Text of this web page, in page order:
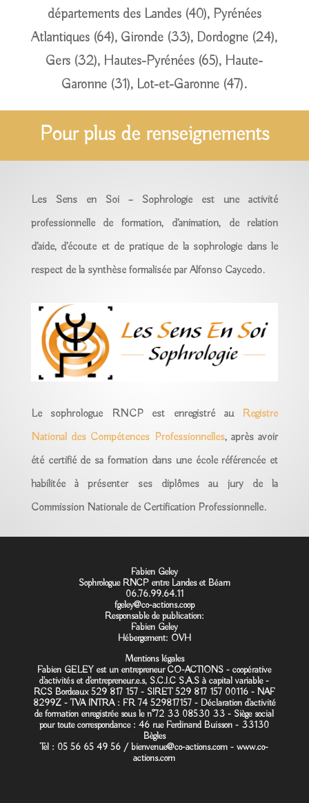
départements des Landes (40), Pyrénées
Atlantiques (64), Gironde (33), Dordogne (24),
Gers (32), Hautes-Pyrénées (65), Haute-
Garonne (31), Lot-et-Garonne (47).
Pour plus de renseignements
Les Sens en Soi – Sophrologie est une activité
professionnelle de formation, d’animation, de relation
d’aide, d’écoute et de pratique de la sophrologie dans le
respect de la synthèse formalisée par Alfonso Caycedo.
Le sophrologue RNCP est enregistré au Registre
National des Compétences Professionnelles, après avoir
été certifié de sa formation dans une école référencée et
habilitée à présenter ses diplômes au jury de la
Commission Nationale de Certification Professionnelle.
Fabien Geley
Sophrologue RNCP entre Landes et Béarn
06.76.99.64.11
fgeley@co-actions.coop
Responsable de publication:
Fabien Geley
Hébergement: OVH
Mentions légales
Fabien GELEY est un entrepreneur CO-ACTIONS - coopérative
d'activités et d'entrepreneur.e.s, S.C.I.C S.A.S à capital variable -
RCS Bordeaux 529 817 157 - SIRET 529 817 157 00116 - NAF
8299Z - TVA INTRA : FR 74 529817157 - Déclaration d'activité
de formation enregistrée sous le n°72 33 08530 33 - Siège social
pour toute correspondance : 46 rue Ferdinand Buisson - 33130
Bègles
Tel : 05 56 65 49 56 /bienvenue@co-actions.com -www.co-
actions.com